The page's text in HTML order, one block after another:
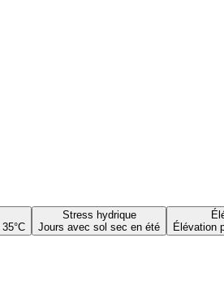
Stress hydrique
Jours avec sol sec en été
Élévation